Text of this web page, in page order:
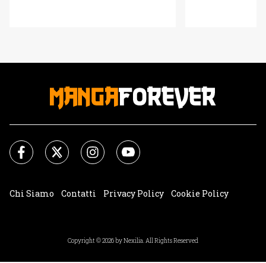
Chi Siamo Contatti Privacy Policy
Cookie Policy
Copyright © 2026 by Nexilia. All Rights Reserved